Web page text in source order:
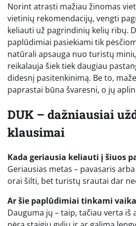
Norint atrasti mažiau žinomas
vietinių rekomendacijų, vengti
keliauti už pagrindinių kelių ribų.
paplūdimiai pasiekiami tik
natūrali apsauga nuo turistų
reikalauja šiek tiek daugiau
didesnį pasitenkinimą. Be to,
paprastai būna švaresni, o jų
DUK – dažniausiai
klausimai
Kada geriausia keliauti į šiuos
Geriausias metas – pavasaris
orai šilti, bet turistų srautai dar
Ar šie paplūdimiai tinkami
Dauguma jų – taip, tačiau verta iš